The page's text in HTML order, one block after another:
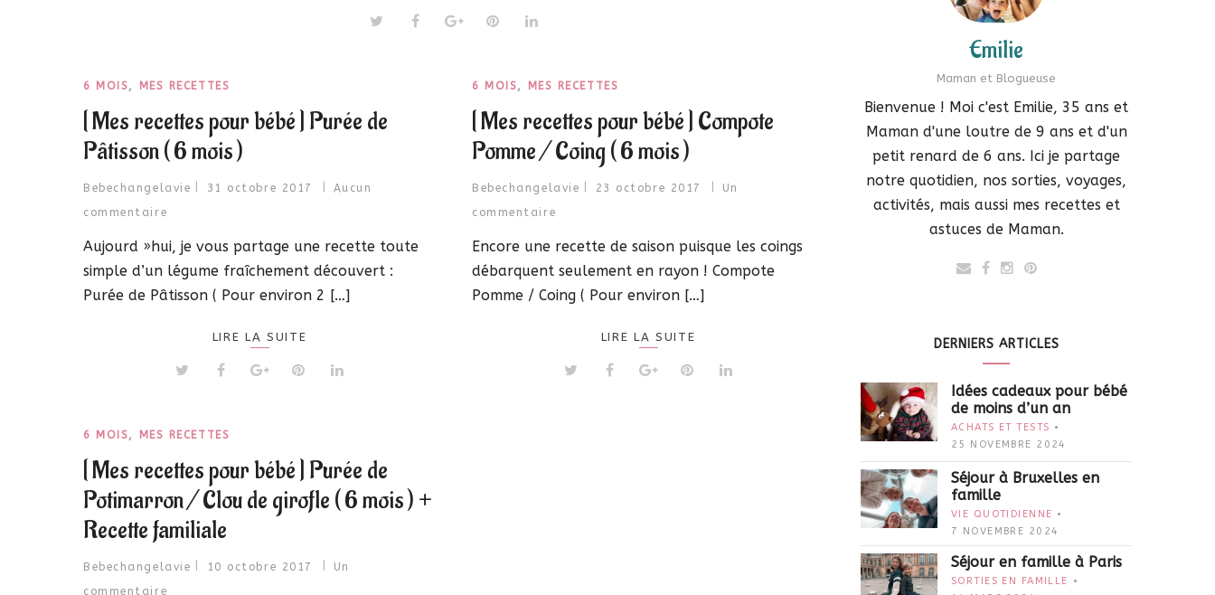
6 MOIS, MES RECETTES
[ Mes recettes pour bébé ] Purée de
Pâtisson ( 6 mois )
Bebechangelavie 31 octobre 2017
Aucun
commentaire
Aujourd »hui, je vous partage une recette toute
simple d’un légume fraîchement découvert :
Purée de Pâtisson ( Pour environ 2 […]
LIRE LA SUITE
6 MOIS, MES RECETTES
[ Mes recettes pour bébé ] Purée de
Potimarron / Clou de girofle ( 6 mois ) +
Recette familiale
Bebechangelavie 10 octobre 2017
Un
commentaire
6 MOIS, MES RECETTES
[ Mes recettes pour bébé ] Compote
Pomme / Coing ( 6 mois )
Bebechangelavie 23 octobre 2017
Un
commentaire
Encore une recette de saison puisque les coings
débarquent seulement en rayon ! Compote
Pomme / Coing ( Pour environ […]
LIRE LA SUITE
Emilie
Maman et Blogueuse
Bienvenue ! Moi c'est Emilie, 35 ans et
Maman d'une loutre de 9 ans et d'un
petit renard de 6 ans. Ici je partage
notre quotidien, nos sorties, voyages,
activités, mais aussi mes recettes et
astuces de Maman.
DERNIERS ARTICLES
Idées cadeaux pour bébé
de moins d’un an
ACHATS ET TESTS
25 NOVEMBRE 2024
Séjour à Bruxelles en
famille
VIE QUOTIDIENNE
7 NOVEMBRE 2024
Séjour en famille à Paris
SORTIES EN FAMILLE